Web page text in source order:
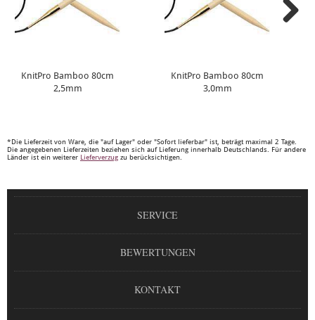
KnitPro Bamboo 80cm
2,5mm
KnitPro Bamboo 80cm
3,0mm
*Die Lieferzeit von Ware, die "auf Lager" oder "Sofort lieferbar" ist, beträgt maximal 2 Tage.
Die angegebenen Lieferzeiten beziehen sich auf Lieferung innerhalb Deutschlands. Für andere
Länder ist ein weiterer Lieferverzug zu berücksichtigen.
SERVICE
BEWERTUNGEN
KONTAKT